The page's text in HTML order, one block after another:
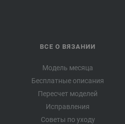
ВСЕ О ВЯЗАНИИ
Модель месяца
Бесплатные описания
Пересчет моделей
Исправления
Советы по уходу